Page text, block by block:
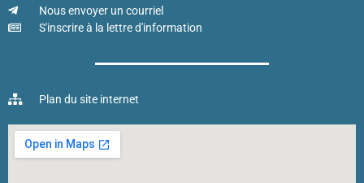
Nous envoyer un courriel
S'inscrire à la lettre d'information
Plan du site internet